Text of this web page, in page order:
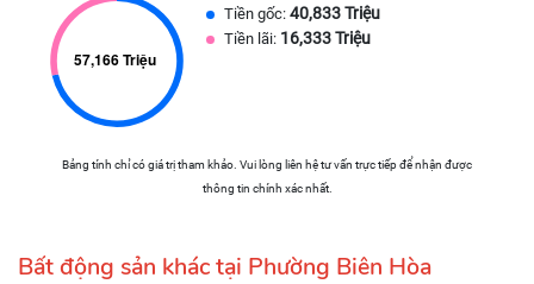
Tiền gốc: 40,833 Triệu
Tiền lãi: 16,333 Triệu
Bảng tính chỉ có giá trị tham khảo. Vui lòng liên hệ tư vấn trực tiếp để nhận được
thông tin chính xác nhất.
Bất động sản khác tại Phường Biên Hòa